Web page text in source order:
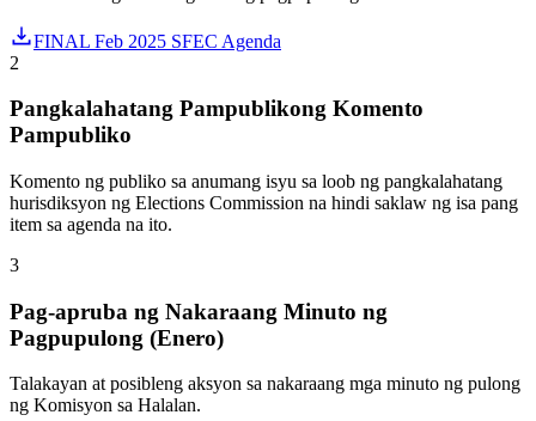
FINAL Feb 2025 SFEC Agenda
2
Pangkalahatang Pampublikong Komento
Pampubliko
Komento ng publiko sa anumang isyu sa loob ng pangkalahatang
hurisdiksyon ng Elections Commission na hindi saklaw ng isa pang
item sa agenda na ito.
3
Pag-apruba ng Nakaraang Minuto ng
Pagpupulong (Enero)
Talakayan at posibleng aksyon sa nakaraang mga minuto ng pulong
ng Komisyon sa Halalan.